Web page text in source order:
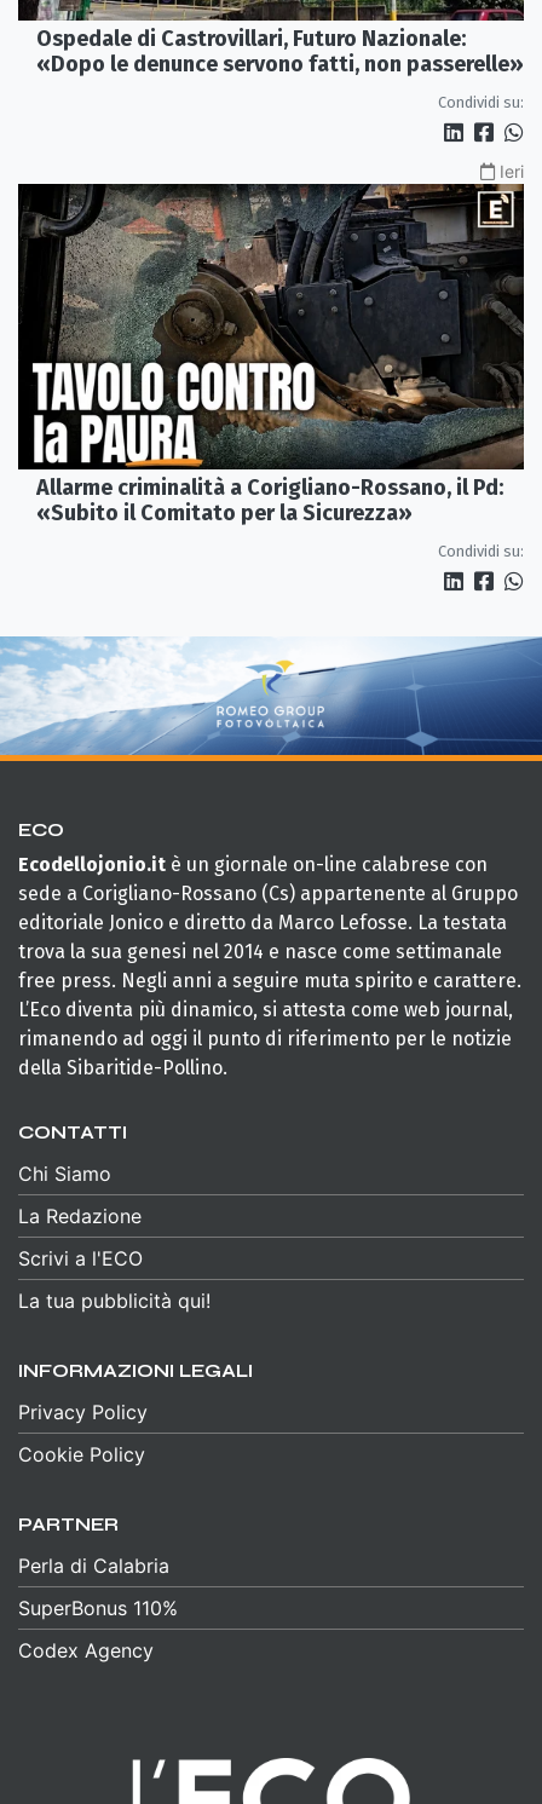
Ospedale di Castrovillari, Futuro Nazionale:
«Dopo le denunce servono fatti, non passerelle»
Condividi su:
Ieri
Allarme criminalità a Corigliano-Rossano, il Pd:
«Subito il Comitato per la Sicurezza»
Condividi su:
ECO
Ecodellojonio.it è un giornale on-line calabrese con
sede a Corigliano-Rossano (Cs) appartenente al Gruppo
editoriale Jonico e diretto da Marco Lefosse. La testata
trova la sua genesi nel 2014 e nasce come settimanale
free press. Negli anni a seguire muta spirito e carattere.
L’Eco diventa più dinamico, si attesta come web journal,
rimanendo ad oggi il punto di riferimento per le notizie
della Sibaritide-Pollino.
CONTATTI
Chi Siamo
La Redazione
Scrivi a l'ECO
La tua pubblicità qui!
INFORMAZIONI LEGALI
Privacy Policy
Cookie Policy
PARTNER
Perla di Calabria
SuperBonus 110%
Codex Agency